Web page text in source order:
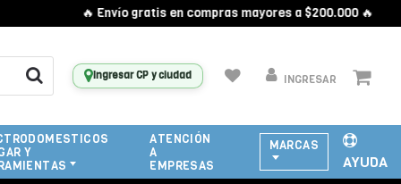
🔥 Envío gratis en compras mayores a $200.000 🔥
Ingresar CP y ciudad INGRESAR
Y
ATENCIÓN
A
EMPRESAS
MARCAS
AYUDA